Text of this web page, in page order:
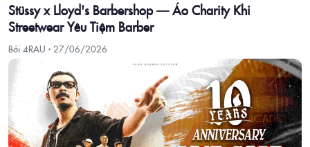
Stüssy x Lloyd's Barbershop — Áo Charity Khi
Streetwear Yêu Tiệm Barber
Bởi 4RAU · 27/06/2026